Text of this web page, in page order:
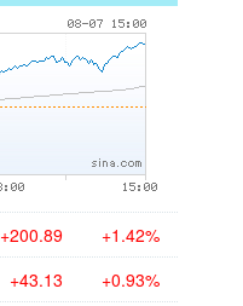
+200.89 +1.42%
+43.13 +0.93%